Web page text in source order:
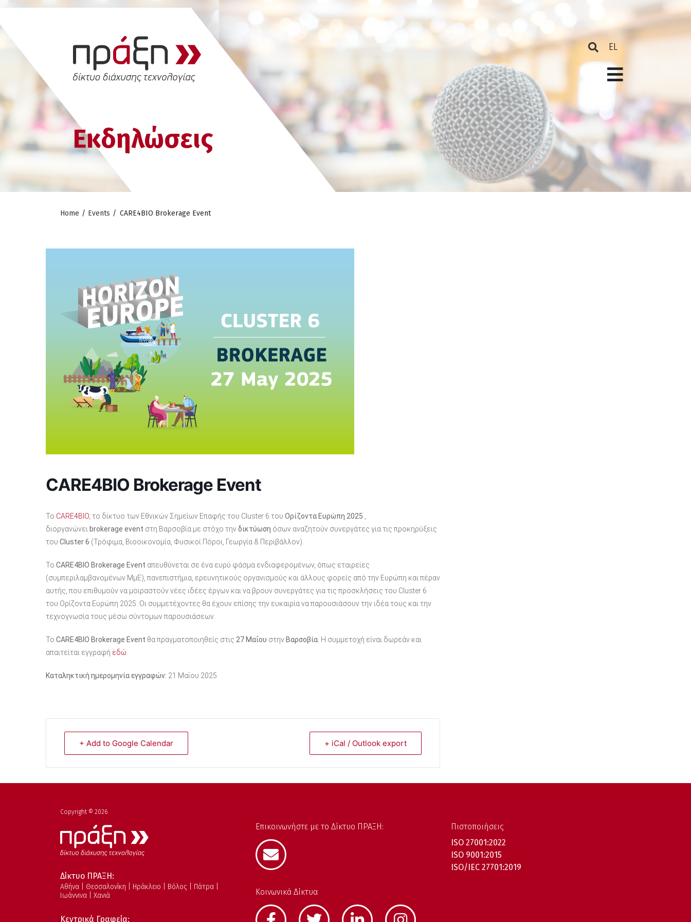
Εκδηλώσεις
Home / Events / CARE4BIO Brokerage Event
CARE4BIO Brokerage Event
Το CARE4BIO , το δίκτυο των Εθνικών Σημείων Επαφής του Cluster 6 του Ορίζοντα Ευρώπη 2025
διοργανώνει brokerage event στη Βαρσοβία με στόχο τηνδικτύωση όσων αναζητούν συνεργάτες για τις προκηρύξεις
του Cluster6 (Τρόφιμα, Βιοοικονομία, Φυσικοί Πόροι, Γεωργία & Περιβάλλον).
Το CARE4BIO Brokerage Event απευθύνεται σε ένα ευρύ φάσμα ενδιαφερομένων, όπως εταιρείες
(συμπεριλαμβανομένων ΜμΕ), πανεπιστήμια, ερευνητικούς οργανισμούς και άλλους φορείς από την Ευρώπη και πέραν
αυτής, που επιθυμούν να μοιραστούν νέες ιδέες έργων και να βρουν συνεργάτες για τις προσκλήσεις του Cluster 6
του Ορίζοντα Ευρώπη 2025. Οι συμμετέχοντες θα έχουν επίσης την ευκαιρία να παρουσιάσουν την ιδέα τους και την
τεχνογνωσία τους μέσω σύντομων παρουσιάσεων.
Το CARE4BIO Brokerage Event θα πραγματοποιηθείς στις 27 Μαΐου στην Βαρσοβία. Η συμμετοχή είναι δωρεάν και
απαιτείται εγγραφή εδώ.
Καταληκτική ημερομηνία εγγραφών: 21 Μαΐου 2025
+ Add to Google Calendar + iCal / Outlook export
Copyright © 2026
Δίκτυο ΠΡΑΞΗ:
Αθήνα | Θεσσαλονίκη | Ηράκλειο | Βόλος | Πάτρα |
Ιωάννινα | Χανιά
Κεντρικά Γραφεία:
Επικοινωνήστε με το Δίκτυο ΠΡΑΞΗ:
Κοινωνικά Δίκτυα
Πιστοποιήσεις
ISO 27001:2022
ISO 9001:2015
ISO/IEC 27701:2019